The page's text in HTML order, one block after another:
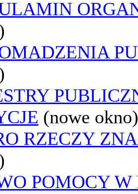
(nowe okno)
RZECZY
POMOCY